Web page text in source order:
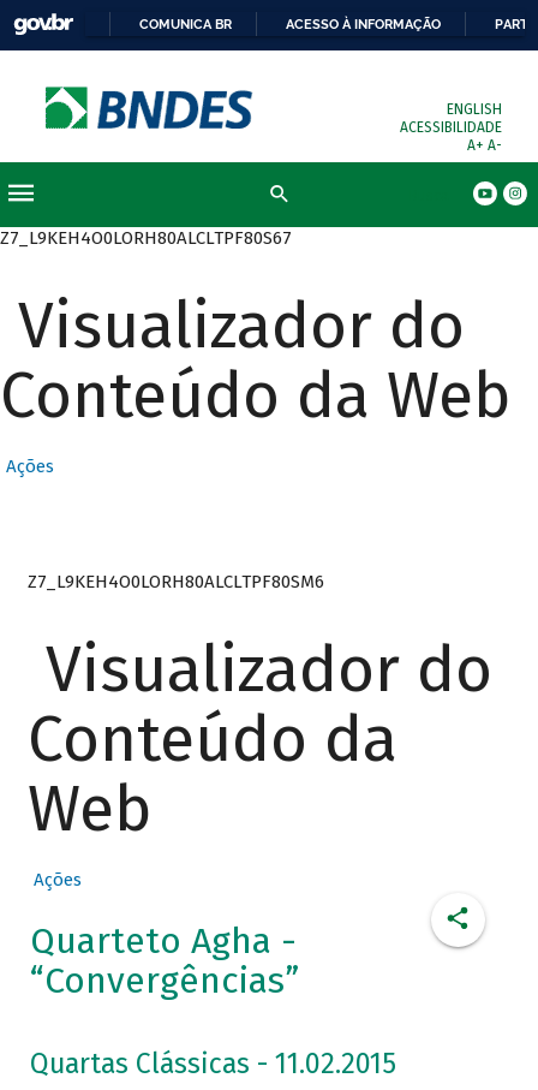
COMUNICA BR ACESSO À INFORMAÇÃO
ENGLISH
ACESSIBILIDADE
A+ A-
Z7_L9KEH4O0LORH80ALCLTPF80S67
Visualizador do
Conteúdo da Web
Ações
Z7_L9KEH4O0LORH80ALCLTPF80SM6
Visualizador do
Conteúdo da
Web
Ações
Quarteto Agha -
“Convergências”
Quartas Clássicas - 11.02.2015